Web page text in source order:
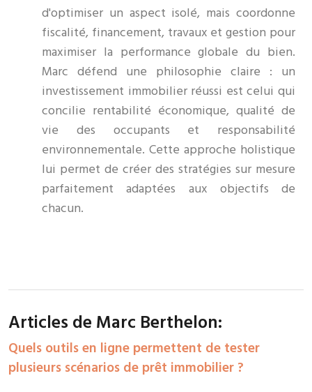
d'optimiser un aspect isolé, mais coordonne
fiscalité, financement, travaux et gestion pour
maximiser la performance globale du bien.
Marc défend une philosophie claire : un
investissement immobilier réussi est celui qui
concilie rentabilité économique, qualité de
vie des occupants et responsabilité
environnementale. Cette approche holistique
lui permet de créer des stratégies sur mesure
parfaitement adaptées aux objectifs de
chacun.
Articles de Marc Berthelon:
Quels outils en ligne permettent de tester
plusieurs scénarios de prêt immobilier ?